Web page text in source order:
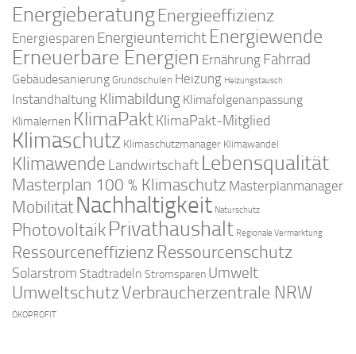
EnergieberatungEnergieeffizienz
Energiesparen Energieunterricht Energiewende
Erneuerbare Energien Ernährung Fahrrad
Gebäudesanierung Grundschulen Heizung Heizungstausch
Instandhaltung Klimabildung Klimafolgenanpassung
Klimalernen KlimaPaktKlimaPakt-Mitglied
Klimaschutz Klimaschutzmanager Klimawandel
Klimawende Landwirtschaft Lebensqualität
Masterplan 100 % Klimaschutz Masterplanmanager
Mobilität Nachhaltigkeit Naturschutz
PhotovoltaikPrivathaushalt Regionale Vermarktung
Ressourceneffizienz Ressourcenschutz
Solarstrom Stadtradeln Stromsparen Umwelt
UmweltschutzVerbraucherzentrale NRW
ÖKOPROFIT